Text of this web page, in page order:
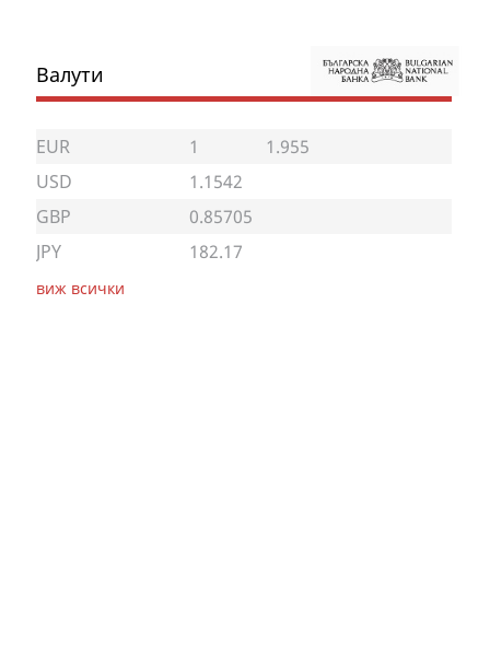
Валути
EUR 1
1.955
USD
1.1542
GBP
0.85705
JPY
182.17
виж всички